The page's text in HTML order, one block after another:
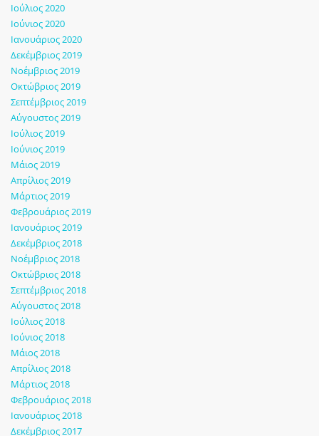
Ιούλιος 2020
Ιούνιος 2020
Ιανουάριος 2020
Δεκέμβριος 2019
Νοέμβριος 2019
Οκτώβριος 2019
Σεπτέμβριος 2019
Αύγουστος 2019
Ιούλιος 2019
Ιούνιος 2019
Μάιος 2019
Απρίλιος 2019
Μάρτιος 2019
Φεβρουάριος 2019
Ιανουάριος 2019
Δεκέμβριος 2018
Νοέμβριος 2018
Οκτώβριος 2018
Σεπτέμβριος 2018
Αύγουστος 2018
Ιούλιος 2018
Ιούνιος 2018
Μάιος 2018
Απρίλιος 2018
Μάρτιος 2018
Φεβρουάριος 2018
Ιανουάριος 2018
Δεκέμβριος 2017